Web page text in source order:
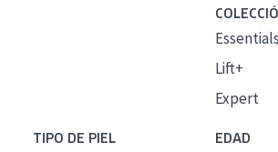
Essentials
Lift+
Expert
TIPO DE PIEL EDAD